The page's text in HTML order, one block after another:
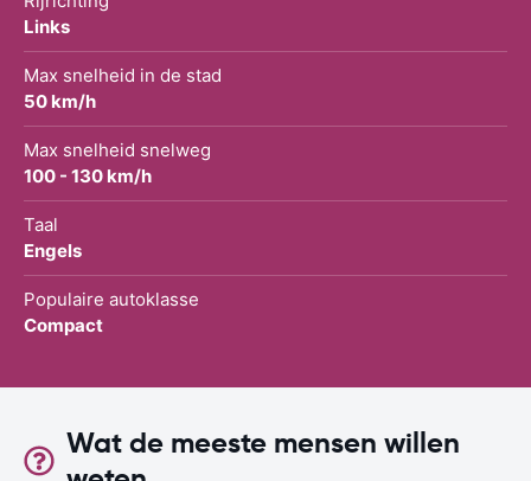
Links
Max snelheid in de stad
50 km/h
Max snelheid snelweg
100 - 130 km/h
Taal
Engels
Populaire autoklasse
Compact
Wat de meeste mensen willen